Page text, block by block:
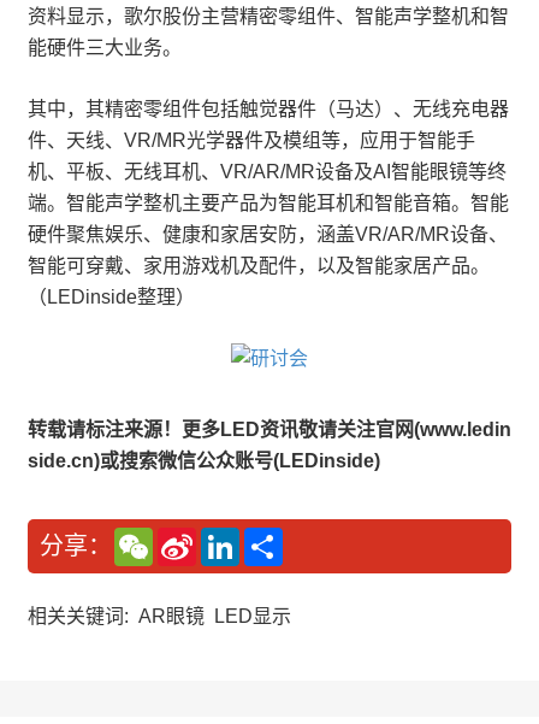
资料显示，歌尔股份主营精密零组件、智能声学整机和智
能硬件三大业务。
其中，其精密零组件包括触觉器件（马达）、无线充电器
件、天线、VR/MR光学器件及模组等，应用于智能手
机、平板、无线耳机、VR/AR/MR设备及AI智能眼镜等终
端。智能声学整机主要产品为智能耳机和智能音箱。智能
硬件聚焦娱乐、健康和家居安防，涵盖VR/AR/MR设备、
智能可穿戴、家用游戏机及配件，以及智能家居产品。
（LEDinside整理）
转载请标注来源！更多LED资讯敬请关注官网(www.ledin
side.cn)或搜索微信公众账号(LEDinside)
分享：
W
e
C
a
S
n
W
L
n
e
相关关键词: AR眼镜 LED显示